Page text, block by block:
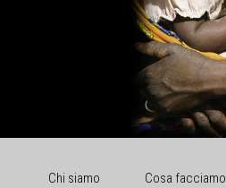
Chi siamo Cosa facciamo